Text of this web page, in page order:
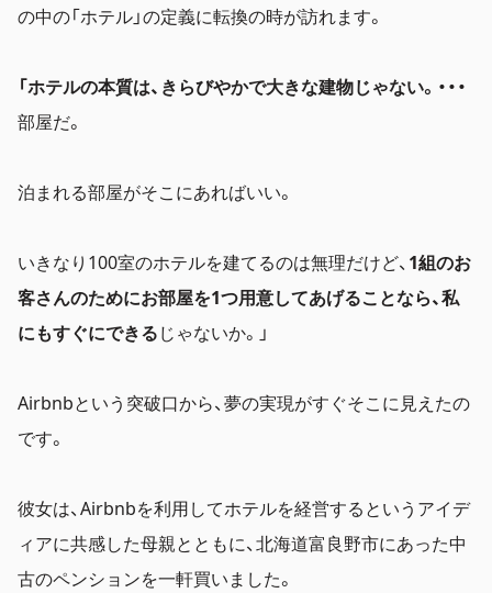
の中の「ホテル」の定義に転換の時が訪れます。
「ホテルの本質は、きらびやかで大きな建物じゃない。・・・
部屋だ。
泊まれる部屋がそこにあればいい。
いきなり100室のホテルを建てるのは無理だけど、 1組のお
客さんのためにお部屋を1つ用意してあげることなら、私
にもすぐにできるじゃないか。」
Airbnbという突破口から、夢の実現がすぐそこに見えたの
です。
彼女は、Airbnbを利用してホテルを経営するというアイデ
ィアに共感した母親とともに、北海道富良野市にあった中
古のペンションを一軒買いました。